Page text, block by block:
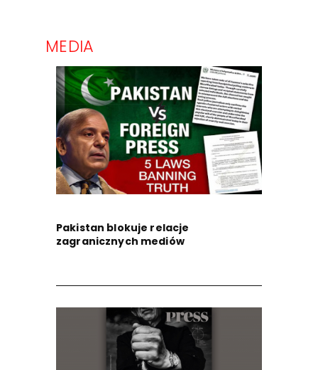
MEDIA
Pakistan blokuje relacje
zagranicznych mediów